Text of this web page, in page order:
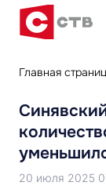
Главная
20 июля 2025